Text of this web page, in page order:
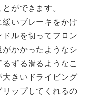
ができます。
いブレーキをかけ
ルを切ってフロン
がかかったようなシ
ずる滑るようなこ
きいドライビング
ップしてくれるの